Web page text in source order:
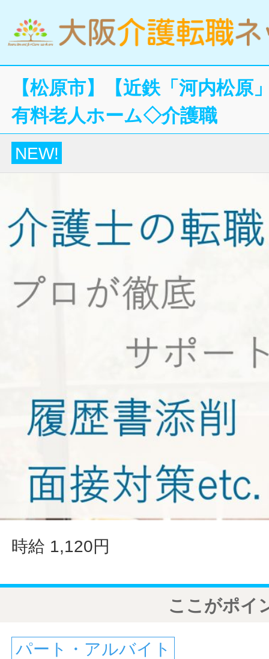
【松原市】【近鉄「河内松
有料老人ホーム◇介護職
NEW!
時給 1,120円
ここがポイ
パート・アルバイト